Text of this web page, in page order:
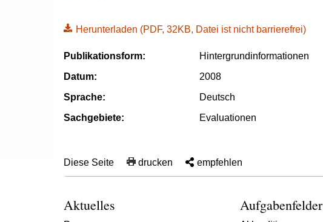
Herunterladen (PDF, 32KB, Datei ist nicht barrierefrei)
Publikationsform:
Hintergrundinformationen
Datum:
2008
Sprache:
Deutsch
Sachgebiete:
Evaluationen
Diese Seite drucken empfehlen
Aktuelles Aufgabenfelder